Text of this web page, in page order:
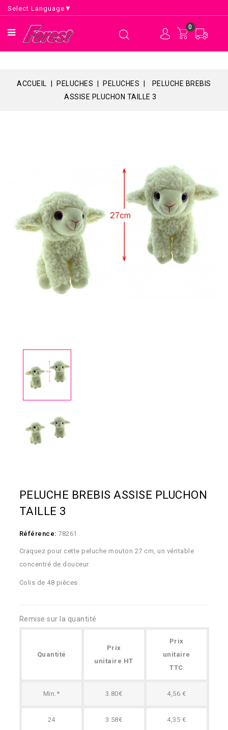
Select Language ▼
0
ACCUEIL PELUCHES PELUCHES
PELUCHE BREBIS
ASSISE PLUCHON TAILLE 3
PELUCHE BREBIS ASSISE PLUCHON
TAILLE 3
Référence: 78261
Craquez pour cette peluche mouton 27 cm, un véritable
concentré de douceur.
Colis de 48 pièces.
Remise sur la quantité
Quantité
Prix
unitaire HT
Prix
unitaire
TTC
Min.* 3.80€ 4,56 €
24 3.58€ 4,35 €